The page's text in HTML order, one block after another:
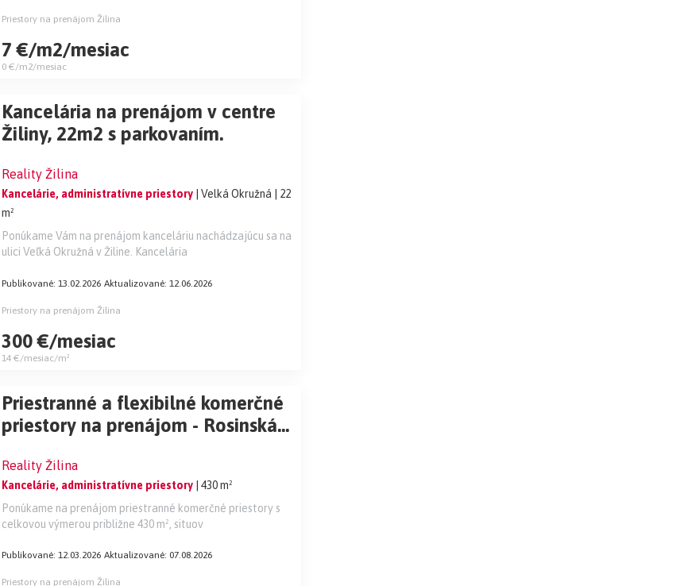
Priestory na prenájom Žilina
7 €/m2/mesiac
0 €/m2/mesiac
Kancelária na prenájom v centre
Žiliny, 22m2 s parkovaním.
Reality Žilina
Kancelárie, administratívne priestory | Velká Okružná
| 22
m²
Ponúkame Vám na prenájom kanceláriu nachádzajúcu sa na
ulici Veľká Okružná v Žiline. Kancelária
Publikované: 13.02.2026 Aktualizované: 12.06.2026
Priestory na prenájom Žilina
300 €/mesiac
14 €/mesiac/m²
Priestranné a flexibilné komerčné
priestory na prenájom - Rosinská
Reality Žilina
Kancelárie, administratívne priestory | 430 m²
Ponúkame na prenájom priestranné komerčné priestory s
celkovou výmerou približne 430 m², situov
Publikované: 12.03.2026 Aktualizované: 07.08.2026
Priestory na prenájom Žilina